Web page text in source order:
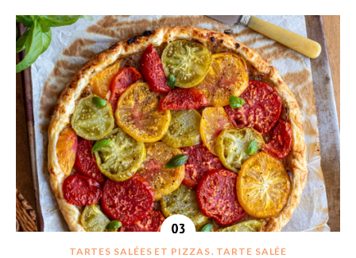
TARTES SALÉES ET PIZZAS TARTE SALÉE